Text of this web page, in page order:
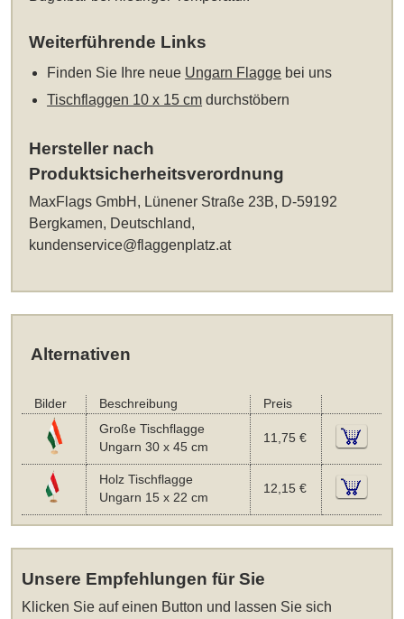
Weiterführende Links
Finden Sie Ihre neue Ungarn Flagge bei uns
Tischflaggen 10 x 15 cm durchstöbern
Hersteller nach
Produktsicherheitsverordnung
MaxFlags GmbH, Lünener Straße 23B, D-59192
Bergkamen, Deutschland,
kundenservice@flaggenplatz.at
Alternativen
Bilder Beschreibung
Preis
Große Tischflagge
Ungarn 30 x 45 cm
11,75 €
Holz Tischflagge
Ungarn 15 x 22 cm
12,15 €
Unsere Empfehlungen für Sie
Klicken Sie auf einen Button und lassen Sie sich